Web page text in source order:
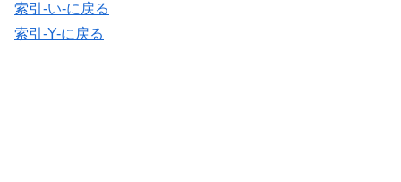
索引-い-に戻る
索引-Y-に戻る